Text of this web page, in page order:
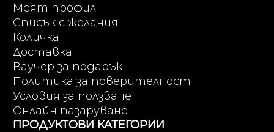
Моят профил
Списък с желания
Количка
Доставка
Ваучер за подарък
Политика за поверителност
Условия за ползване
Онлайн пазаруване
ПРОДУКТОВИ КАТЕГОРИИ